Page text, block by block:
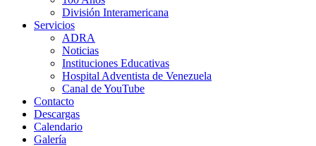
División Interamericana
Servicios
ADRA
Noticias
Instituciones Educativas
Hospital Adventista de Venezuela
Canal de YouTube
Contacto
Descargas
Calendario
Galería